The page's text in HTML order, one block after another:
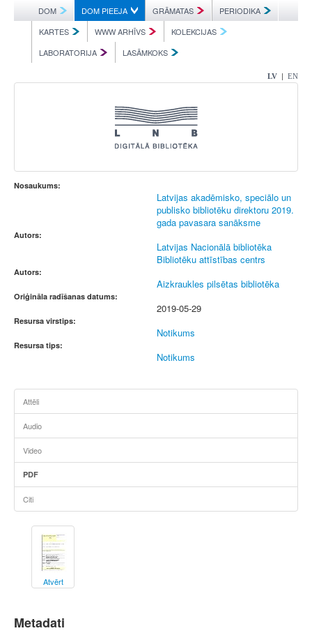
DOM DOM PIEEJA GRĀMATAS
PERIODIKA
KARTES
WWW ARHĪVS
KOLEKCIJAS
LABORATORIJA
LASĀMKOKS
LV | EN
Nosaukums:
Latvijas akadēmisko, speciālo un
publisko bibliotēku direktoru 2019.
gada pavasara sanāksme
Autors:
Latvijas Nacionālā bibliotēka
Bibliotēku attīstības centrs
Autors:
Aizkraukles pilsētas bibliotēka
Oriģināla radīšanas datums:
2019-05-29
Resursa virstips:
Notikums
Resursa tips:
Notikums
Attēli
Audio
Video
PDF
Citi
Atvērt
Metadati